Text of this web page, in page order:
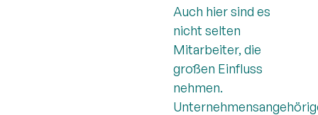
Auch hier sind es
nicht selten
Mitarbeiter, die
großen Einfluss
nehmen.